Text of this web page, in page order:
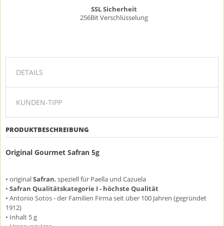
SSL Sicherheit
256Bit Verschlüsselung
DETAILS
KUNDEN-TIPP
PRODUKTBESCHREIBUNG
Original Gourmet Safran 5g
• originalSafran, speziell für Paella und Cazuela
• Safran Qualitätskategorie I - höchste Qualität
• Antonio Sotos - der Familien Firma seit über 100 Jahren (gegründet
1912)
• Inhalt 5 g